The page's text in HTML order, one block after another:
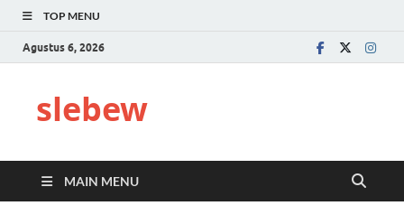
TOP MENU
Agustus 6, 2026
slebew
MAIN MENU